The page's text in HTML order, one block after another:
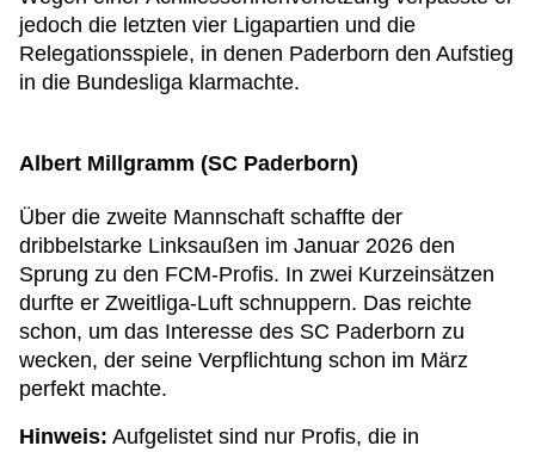
jedoch die letzten vier Ligapartien und die
Relegationsspiele, in denen Paderborn den Aufstieg
in die Bundesliga klarmachte.
Albert Millgramm (SC Paderborn)
Über die zweite Mannschaft schaffte der
dribbelstarke Linksaußen im Januar 2026 den
Sprung zu den FCM-Profis. In zwei Kurzeinsätzen
durfte er Zweitliga-Luft schnuppern. Das reichte
schon, um das Interesse des SC Paderborn zu
wecken, der seine Verpflichtung schon im März
perfekt machte.
Hinweis: Aufgelistet sind nur Profis, die in